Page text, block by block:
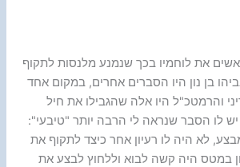
את לוחמיו בכך שנמנע מלנסות לתקוף
בן נון היו הסברים אחרים, במקום אחד
והרמטכ"ל היו אלה שהגבילו את חיל
יש לו הסבר שנראה לי הרבה יותר "טיבעי":
לא היה לו רעיון אחר כיצד לתקוף את
במטס היה קשה לבוא וללחוץ לבצע את